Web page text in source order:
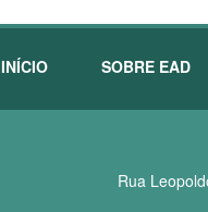
INÍCIO SOBRE EAD
Rua